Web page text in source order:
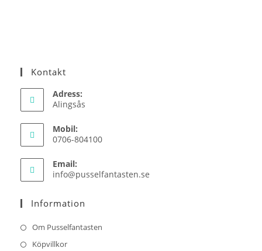
Kontakt
Adress:
Alingsås
Mobil:
0706-804100
Email:
info@pusselfantasten.se
Information
Om Pusselfantasten
Köpvillkor